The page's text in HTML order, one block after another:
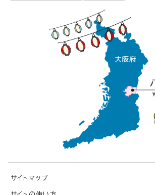
サイトマップ